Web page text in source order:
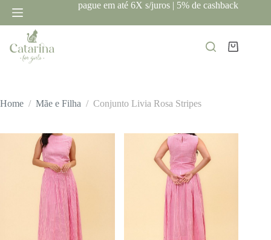
para
o
conteúdo
pague em até 6X s/juros | 5% de cashback
Carrinho
Home / Mãe e Filha / Conjunto Livia Rosa Stripes